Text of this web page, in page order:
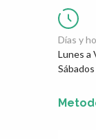
Días y
Lunes a